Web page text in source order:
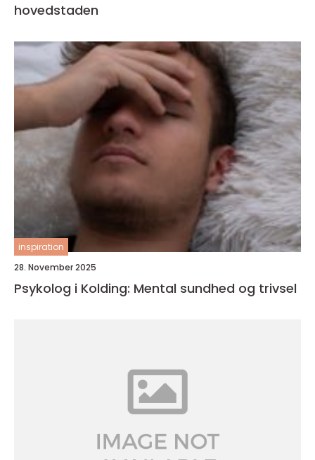
hovedstaden
inspiration
28. November 2025
Psykolog i Kolding: Mental sundhed og trivsel